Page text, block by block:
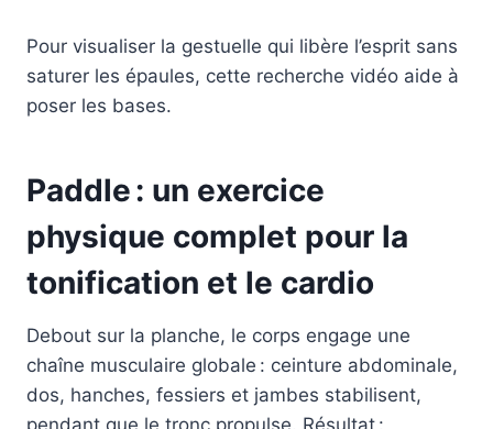
Pour visualiser la gestuelle qui libère l’esprit sans
saturer les épaules, cette recherche vidéo aide à
poser les bases.
Paddle : un exercice
physique complet pour la
tonification et le cardio
Debout sur la planche, le corps engage une
chaîne musculaire globale : ceinture abdominale,
dos, hanches, fessiers et jambes stabilisent,
pendant que le tronc propulse. Résultat :